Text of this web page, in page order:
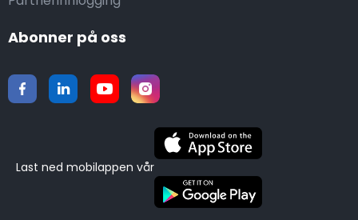
Abonner på oss
Last ned mobilappen vår